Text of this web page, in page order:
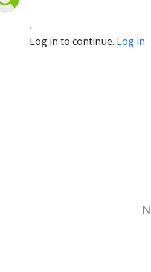
Log in to continue. Log in